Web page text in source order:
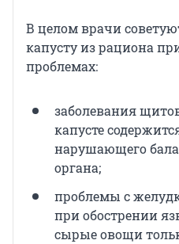
В целом врачи
капусту из рациона
проблемах:
заболевания
капусте
нарушающего
органа;
проблемы с
при обострении
сырые овощи